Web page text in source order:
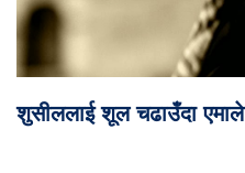
शुसीललाई शूल चढाउँदा